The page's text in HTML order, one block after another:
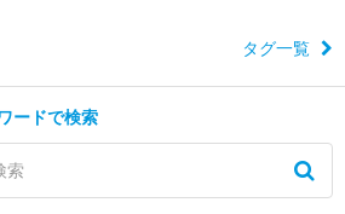
タグ一覧
ードで検索